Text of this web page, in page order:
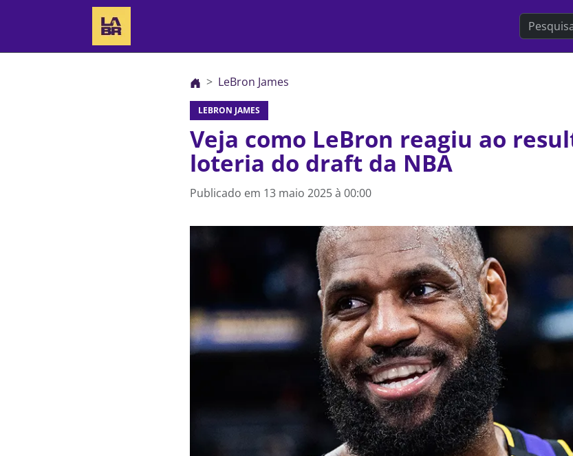
Search
LeBron James
LEBRON JAMES
Veja como LeBron reagiu ao
loteria do draft da NBA
Publicado em 13 maio 2025 à 00:00